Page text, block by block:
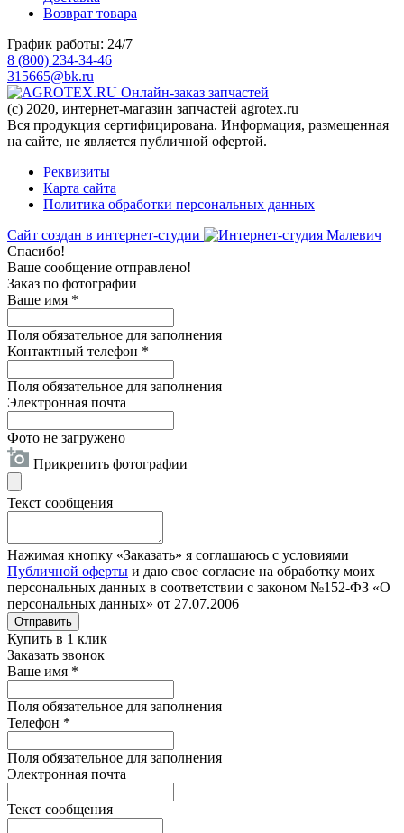
Возврат товара
График работы: 24/7
8 (800) 234-34-46
315665@bk.ru
Онлайн-заказ запчастей
(c) 2020, интернет-магазин запчастей agrotex.ru
Вся продукция сертифицирована. Информация, размещенная
на сайте, не является публичной офертой.
Реквизиты
Карта сайта
Политика обработки персональных данных
Сайт создан в интернет-студии
Спасибо!
Ваше сообщение отправлено!
Заказ по фотографии
Ваше имя *
Поля обязательное для заполнения
Контактный телефон *
Поля обязательное для заполнения
Электронная почта
Фото не загружено
Прикрепить фотографии
Текст сообщения
Нажимая кнопку «Заказать» я соглашаюсь с условиями
Публичной оферты и даю свое согласие на обработку моих
персональных данных в соответствии с законом №152-ФЗ «О
персональных данных» от 27.07.2006
Отправить
Купить в 1 клик
Заказать звонок
Ваше имя *
Поля обязательное для заполнения
Телефон *
Поля обязательное для заполнения
Электронная почта
Текст сообщения